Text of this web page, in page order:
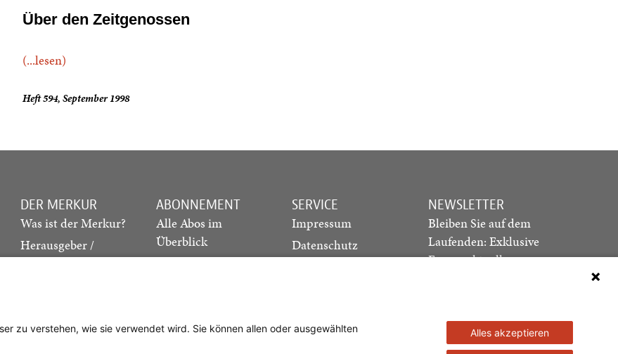
Über den Zeitgenossen
(...lesen)
Heft 594, September 1998
DER MERKUR
Was ist der Merkur?
Herausgeber /
ABONNEMENT
Alle Abos im
Überblick
Studierenden-Abo
SERVICE
Impressum
Datenschutz
NEWSLETTER
Bleiben Sie auf dem
Laufenden: Exklusive
Essays, aktuelle
Newsletter abonnieren
zu verstehen, wie sie verwendet wird. Sie können allen oder ausgewählten
Alles akzeptieren